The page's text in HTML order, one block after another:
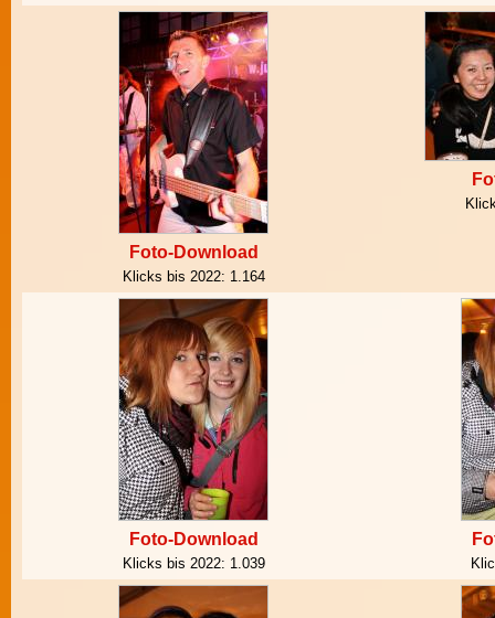
Foto-Download
Klicks bis 2022: 1.164
Foto-Download
Klicks bis 2022: 1.039